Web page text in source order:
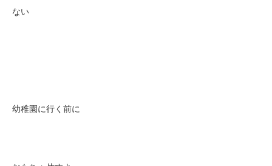
ない
幼稚園に行く前に